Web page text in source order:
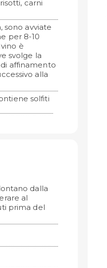
carni
sono avviate
per 8-10
è
svolge la
affinamento
alla
solfiti
dalla
al
prima del